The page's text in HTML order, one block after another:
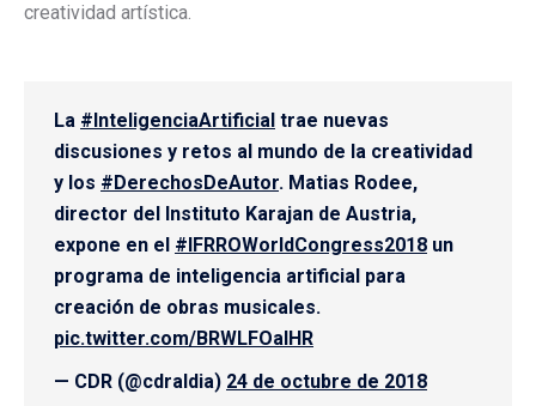
creatividad artística.
La #InteligenciaArtificial trae nuevas
discusiones y retos al mundo de la creatividad
y los #DerechosDeAutor. Matias Rodee,
director del Instituto Karajan de Austria,
expone en el #IFRROWorldCongress2018 un
programa de inteligencia artificial para
creación de obras musicales.
pic.twitter.com/BRWLFOalHR
— CDR (@cdraldia) 24 de octubre de 2018